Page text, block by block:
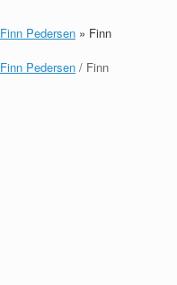
Finn Pedersen » Finn
Finn Pedersen / Finn